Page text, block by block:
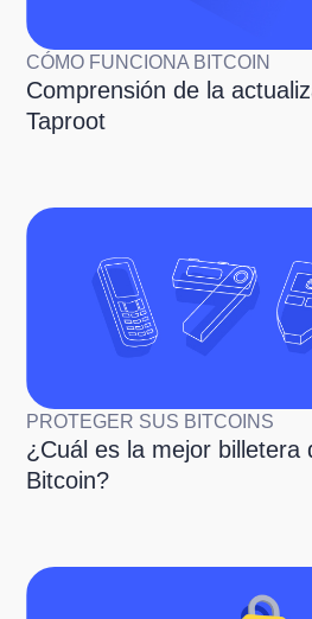
CÓMO FUNCIONA BITCOIN
Comprensión de la
Taproot
PROTEGER SUS BITCOINS
¿Cuál es la mejor billetera
Bitcoin?